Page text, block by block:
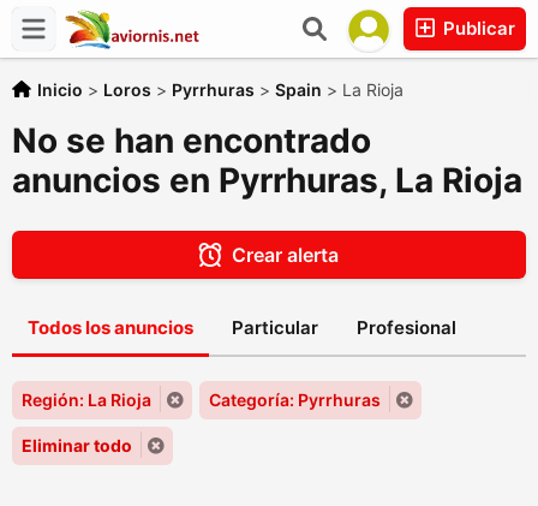
Publicar
Inicio > Loros > Pyrrhuras > Spain > La Rioja
No se han encontrado
anuncios en Pyrrhuras, La Rioja
Crear alerta
Todos los anuncios Particular Profesional
Región: La Rioja Categoría: Pyrrhuras
Eliminar todo